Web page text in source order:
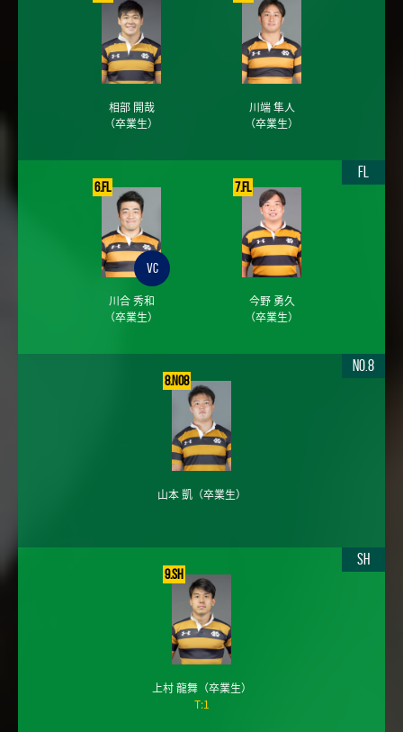
相部 開哉
（卒業生）
川端 隼人
（卒業生）
6.FL
VC
川合 秀和
（卒業生）
7.FL
今野 勇久
（卒業生）
FL
8.No8
山本 凱（卒業生）
No.8
9.SH
上村 龍舞（卒業生）
T:1
SH